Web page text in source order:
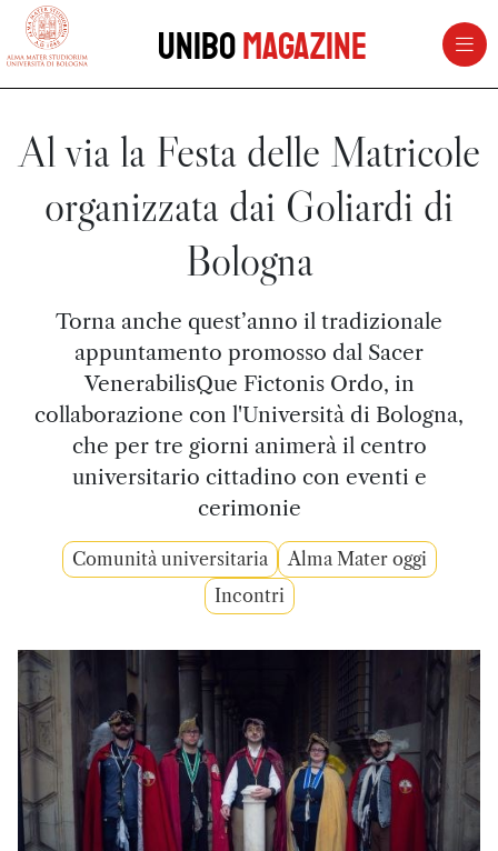
vai al contenuto della pagina
UniboMagazine
Al via la Festa delle Matricole
organizzata dai Goliardi di
Bologna
Torna anche quest’anno il tradizionale
appuntamento promosso dal Sacer
VenerabilisQue Fictonis Ordo, in
collaborazione con l'Università di Bologna,
che per tre giorni animerà il centro
universitario cittadino con eventi e
cerimonie
Comunità universitaria
Alma Mater oggi
Incontri